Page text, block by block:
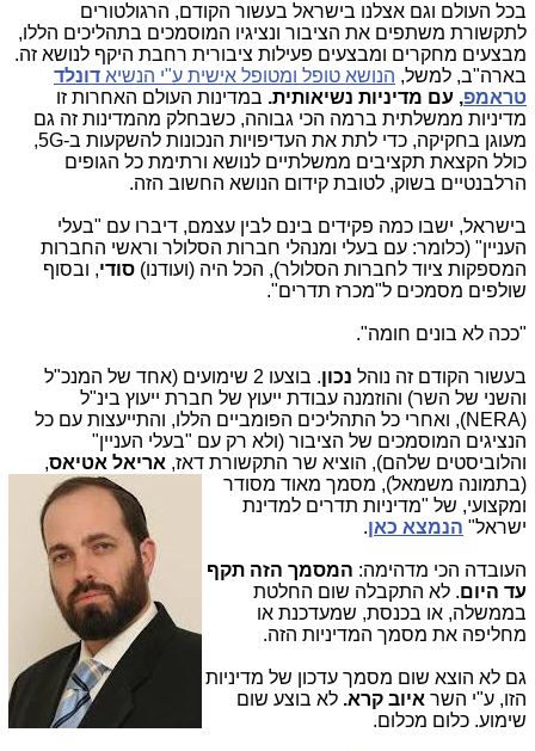
בכל העולם וגם אצלנו בישראל בעשור הקודם, הרגולטורים
לתקשורת משתפים את הציבור ונציגיו המוסמכים בתהליכים הללו,
מבצעים מחקרים ומבצעים פעילות ציבורית רחבת היקף לנושא זה.
בארה"ב, למשל, הנושא טופל ומטופל אישית ע"י הנשיא דונלד
טראמפ, עם מדיניות נשיאותית. במדינות העולם האחרות זו
מדיניות ממשלתית ברמה הכי גבוהה, כשבחלק מהמדינות זה גם
מעוגן בחקיקה, כדי לתת את העדיפויות הנכונות להשקעות ב-5G,
כולל הקצאת תקציבים ממשלתיים לנושא ורתימת כל הגופים
הרלבנטיים בשוק, לטובת קידום הנושא החשוב הזה.
בישראל, ישבו כמה פקידים בינם לבין עצמם, דיברו עם "בעלי
העניין" (כלומר: עם בעלי ומנהלי חברות הסלולר וראשי החברות
המספקות ציוד לחברות הסלולר), הכל היה (ועודנו) סודי, ובסוף
שולפים מסמכים ל"מכרז תדרים".
"ככה לא בונים חומה".
בעשור הקודם זה נוהל נכון
. בוצעו 2 שימועים (אחד של המנכ"ל
והשני של השר) והוזמנה עבודת ייעוץ של חברת ייעוץ בינ"ל
(NERA), ואחרי כל התהליכים הפומביים הללו, והתייעצות עם כל
הנציגים המוסמכים של הציבור (ולא רק עם "בעלי העניין"
והלוביסטים שלהם), הוציא שר התקשורת דאז, אריאל אטיאס,
(בתמונה משמאל), מסמך מאוד מסודר
ומקצועי, של "מדיניות תדרים למדינת
ישראל" הנמצא כאן.
העובדה הכי מדהימה: המסמך הזה תקף
עד היום. לא התקבלה שום החלטת
בממשלה, או בכנסת, שמעדכנת או
מחליפה את מסמך המדיניות הזה.
גם לא הוצא שום מסמך עדכון של מדיניות
הזו, ע"י השר איוב קרא. לא בוצע שום
שימוע. כלום מכלום.